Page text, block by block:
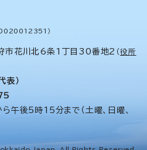
）
花川北6条1丁目30番地2 （役所
）
午後5時15分まで（土曜、日曜、